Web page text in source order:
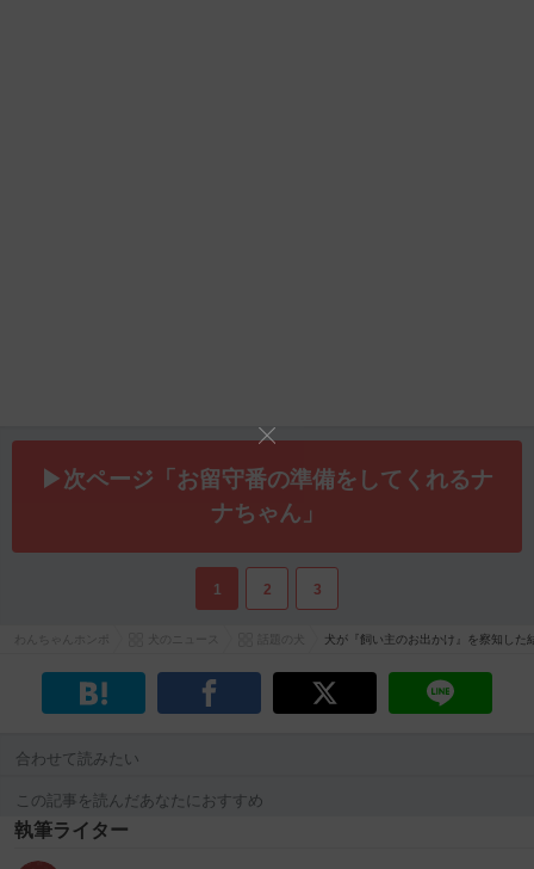
▶次ページ「お留守番の準備をしてくれるナ
ナちゃん」
1 2 3
犬が『飼い主のお出かけ』を察知し
合わせて読みたい
この記事を読んだあなたにおすすめ
執筆ライター